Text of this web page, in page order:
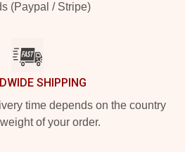
(Paypal / Stripe)
SHIPPING
time depends on the country
of your order.